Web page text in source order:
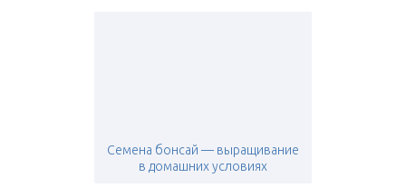
Семена бонсай — выращивание
в домашних условиях